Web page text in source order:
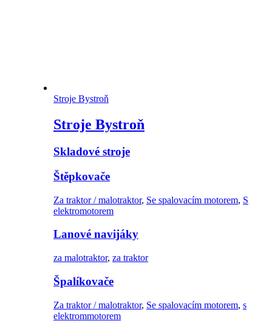
Stroje Bystroň
Stroje Bystroň
Skladové stroje
Štěpkovače
Za traktor / malotraktor, Se spalovacím motorem, S
elektromotorem
Lanové navijáky
za malotraktor, za traktor
Špalíkovače
Za traktor / malotraktor, Se spalovacím motorem, s
elektrommotorem